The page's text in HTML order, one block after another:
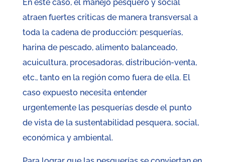
En este caso, el manejo pesquero y social
atraen fuertes criticas de manera transversal a
toda la cadena de producción: pesquerías,
harina de pescado, alimento balanceado,
acuicultura, procesadoras, distribución-venta,
etc., tanto en la región como fuera de ella. El
caso expuesto necesita entender
urgentemente las pesquerías desde el punto
de vista de la sustentabilidad pesquera, social,
económica y ambiental.